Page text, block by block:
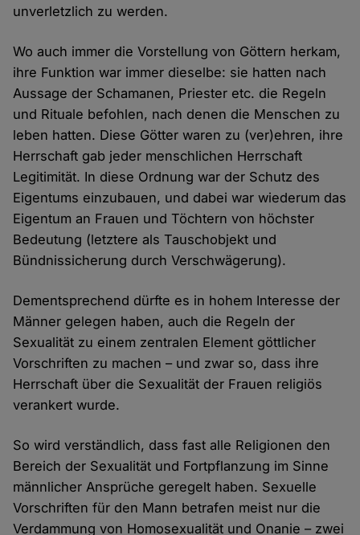
unverletzlich zu werden.
Wo auch immer die Vorstellung von Göttern herkam,
ihre Funktion war immer dieselbe: sie hatten nach
Aussage der Schamanen, Priester etc. die Regeln
und Rituale befohlen, nach denen die Menschen zu
leben hatten. Diese Götter waren zu (ver)ehren, ihre
Herrschaft gab jeder menschlichen Herrschaft
Legitimität. In diese Ordnung war der Schutz des
Eigentums einzubauen, und dabei war wiederum das
Eigentum an Frauen und Töchtern von höchster
Bedeutung (letztere als Tauschobjekt und
Bündnissicherung durch Verschwägerung).
Dementsprechend dürfte es in hohem Interesse der
Männer gelegen haben, auch die Regeln der
Sexualität zu einem zentralen Element göttlicher
Vorschriften zu machen – und zwar so, dass ihre
Herrschaft über die Sexualität der Frauen religiös
verankert wurde.
So wird verständlich, dass fast alle Religionen den
Bereich der Sexualität und Fortpflanzung im Sinne
männlicher Ansprüche geregelt haben. Sexuelle
Vorschriften für den Mann betrafen meist nur die
Verdammung von Homosexualität und Onanie – zwei